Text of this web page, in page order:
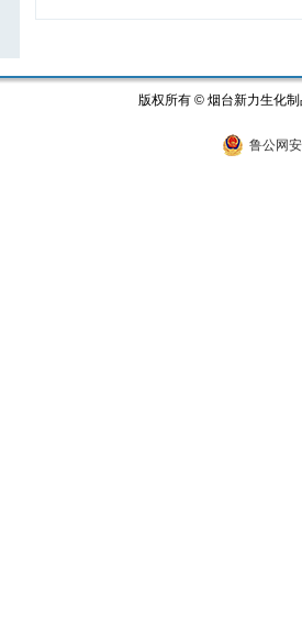
版权所有 © 烟台新力生
鲁公网